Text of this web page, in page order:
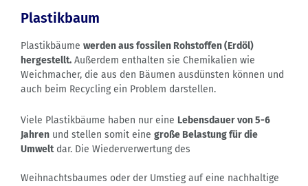
Plastikbaum
Plastikbäume werden aus fossilen Rohstoffen (Erdöl)
hergestellt. Außerdem enthalten sie Chemikalien wie
Weichmacher, die aus den Bäumen ausdünsten können und
auch beim Recycling ein Problem darstellen.
Viele Plastikbäume haben nur eine Lebensdauer von 5-6
Jahren und stellen somit eine große Belastung für die
Umweltdar. Die Wiederverwertung des
Weihnachtsbaumes oder der Umstieg auf eine nachhaltige